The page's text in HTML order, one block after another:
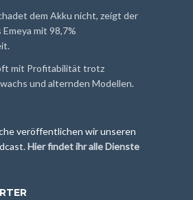
dem Akku nicht, zeigt der
mit 98,7%
mit Profitabilität trotz
und alternden Modellen.
veröffentlichen wir unseren
Hier findet ihr alle Dienste